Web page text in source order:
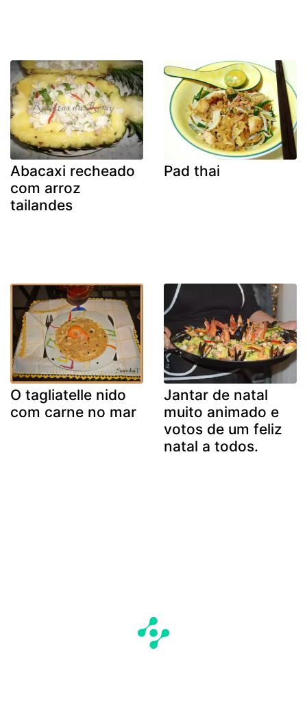
Abacaxi recheado
com arroz
tailandes
Pad thai
O tagliatelle nido
com carne no mar
Jantar de natal
muito animado e
votos de um feliz
natal a todos.